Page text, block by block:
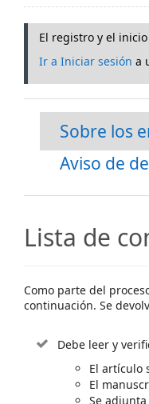
El registro y el
Ir a Iniciar sesión a
Sobre los
Aviso de
Lista de
Como parte del
continuación. Se
Debe leer y
El artículo
El
Se